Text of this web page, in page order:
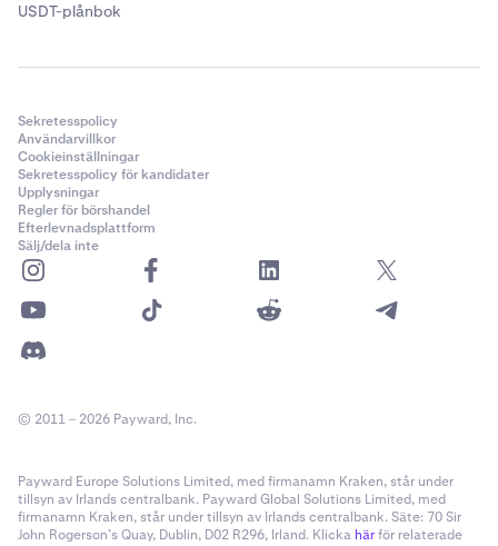
USDT-plånbok
Sekretesspolicy
Användarvillkor
Cookieinställningar
Sekretesspolicy för kandidater
Upplysningar
Regler för börshandel
Efterlevnadsplattform
Sälj/dela inte
© 2011 – 2026 Payward, Inc.
Payward Europe Solutions Limited, med firmanamn Kraken, står under
tillsyn av Irlands centralbank. Payward Global Solutions Limited, med
firmanamn Kraken, står under tillsyn av Irlands centralbank. Säte: 70 Sir
John Rogerson’s Quay, Dublin, D02 R296, Irland. Klicka härför relaterade